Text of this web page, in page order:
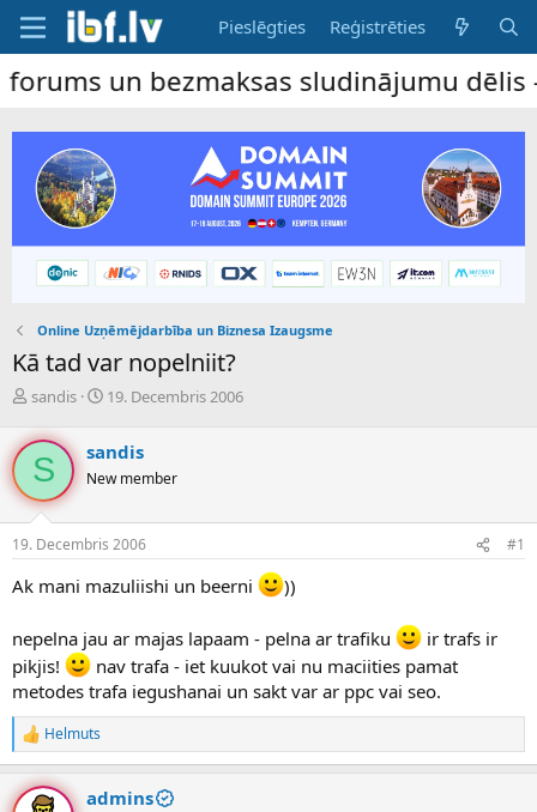
Pieslēgties Reģistrēties
bezmaksas sludinājumu dēlis –
Online Uzņēmējdarbība un Biznesa Izaugsme
Kā tad var nopelniit?
P
v
e
d
i
e
n
u
s
ā
c
ē
j
s
sandis
S
u
m
d
a
u
s
19. Decembris 2006
S sandis
New member
19. Decembris 2006 #1
Ak mani mazuliishi un beerni ))
nepelna jau ar majas lapaam - pelna ar trafiku
ir trafs ir
pikjis!
nav trafa - iet kuukot vai nu maciities pamat
metodes trafa iegushanai un sakt var ar ppc vai seo.
R
e
a
k
Helmuts
admins